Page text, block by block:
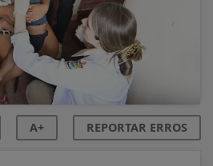
A+ REPORTAR ERROS